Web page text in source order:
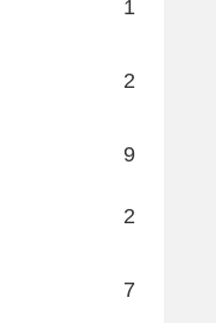
1
2
9
2
7